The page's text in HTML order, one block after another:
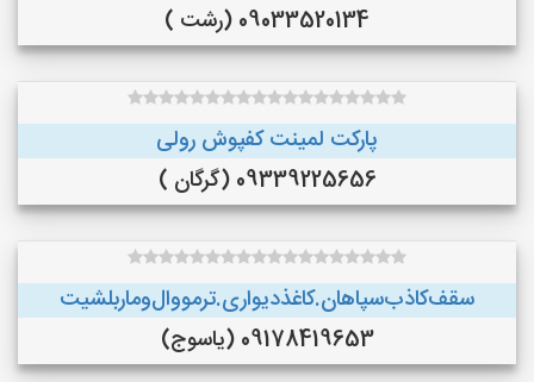
09033520134 (رشت )
پارکت لمینت کفپوش رولی
09339225656 (گرگان )
سقف‌کاذب‌سپاهان‌.کاغذ‌دیواری.ترمووال‌و‌ماربلشیت
09178419653 (یاسوج)